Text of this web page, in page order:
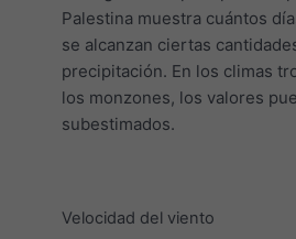
Palestina muestra cuántos
se alcanzan ciertas
precipitación. En los climas
los monzones, los valores
subestimados.
Velocidad del viento